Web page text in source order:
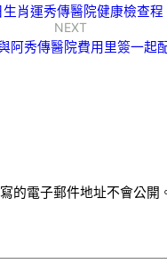
生肖運秀傳醫院健康檢查程
NEXT
阿秀傳醫院費用里簽一起
的電子郵件地址不會公開